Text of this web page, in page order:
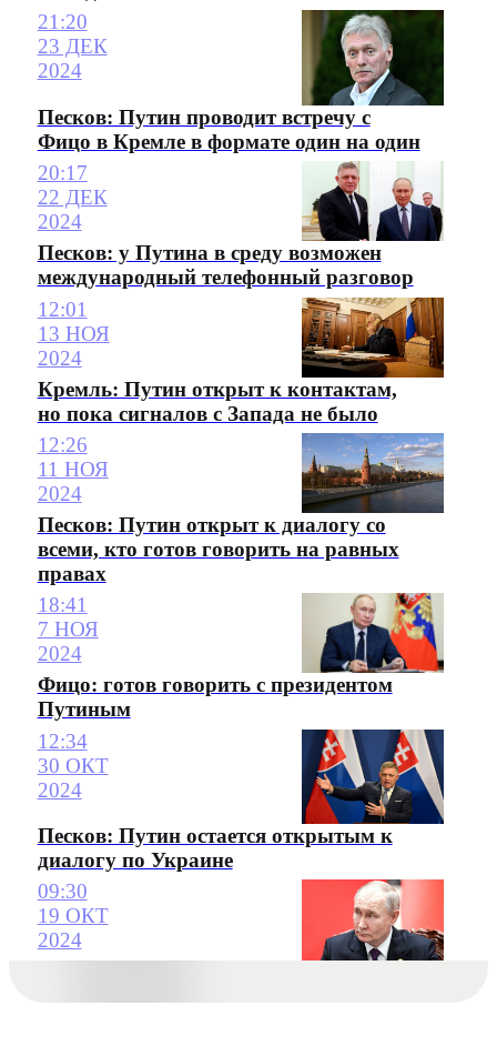
21:20
23 ДЕК
2024
Песков: Путин проводит встречу с
Фицо в Кремле в формате один на один
20:17
22 ДЕК
2024
Песков: у Путина в среду возможен
международный телефонный разговор
12:01
13 НОЯ
2024
Кремль: Путин открыт к контактам,
но пока сигналов с Запада не было
12:26
11 НОЯ
2024
Песков: Путин открыт к диалогу со
всеми, кто готов говорить на равных
правах
18:41
7 НОЯ
2024
Фицо: готов говорить с президентом
Путиным
12:34
30 ОКТ
2024
Песков: Путин остается открытым к
диалогу по Украине
09:30
19 ОКТ
2024